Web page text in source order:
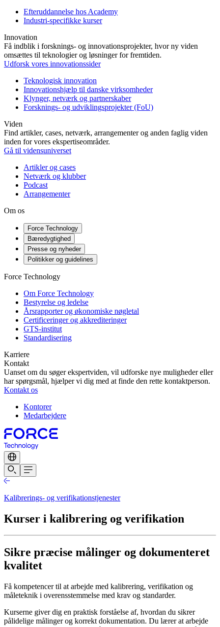
Efteruddannelse hos Academy
Industri-specifikke kurser
Innovation
Få indblik i forsknings- og innovationsprojekter, hvor ny viden
omsættes til teknologier og løsninger for fremtiden.
Udforsk vores innovationssider
Teknologisk innovation
Innovationshjælp til danske virksomheder
Klynger, netværk og partnerskaber
Forsknings- og udviklingsprojekter (FoU)
Viden
Find artikler, cases, netværk, arrangementer og anden faglig viden
inden for vores ekspertiseområder.
Gå til vidensuniverset
Artikler og cases
Netværk og klubber
Podcast
Arrangementer
Om os
Force Technology
Bæredygtighed
Presse og nyheder
Politikker og guidelines
Force Technology
Om Force Technology
Bestyrelse og ledelse
Årsrapporter og økonomiske nøgletal
Certificeringer og akkrediteringer
GTS-institut
Standardisering
Karriere
Kontakt
Uanset om du søger ekspertviden, vil udforske nye muligheder eller
har spørgsmål, hjælper vi dig med at finde den rette kontaktperson.
Kontakt os
Kontorer
Medarbejdere
Kalibrerings- og verifikationstjenester
Kurser i kalibrering og verifikation
Sikre præcise målinger og dokumenteret
kvalitet
Få kompetencer til at arbejde med kalibrering, verifikation og
måleteknik i overensstemmelse med krav og standarder.
Kurserne giver dig en praktisk forståelse af, hvordan du sikrer
pålidelige målinger og korrekt dokumentation. Du lærer at arbejde